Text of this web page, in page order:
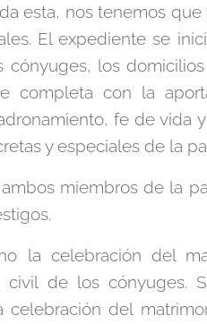
esta, nos tenemos
El expediente se
los
completa con la
fe de vida
y especiales de la
miembros de la
la celebración del
civil de los cónyuges.
del